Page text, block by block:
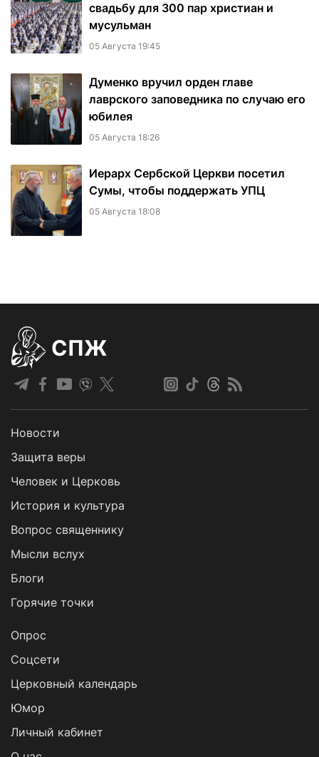
свадьбу для 300 пар христиан и
мусульман
05 Августа 19:45
Думенко вручил орден главе
лаврского заповедника по случаю его
юбилея
05 Августа 18:26
Иерарх Сербской Церкви посетил
Сумы, чтобы поддержать УПЦ
05 Августа 18:08
СПЖ
Новости
Защита веры
Человек и Церковь
История и культура
Вопрос священнику
Мысли вслух
Блоги
Горячие точки
Опрос
Cоцсети
Церковный календарь
Юмор
Личный кабинет